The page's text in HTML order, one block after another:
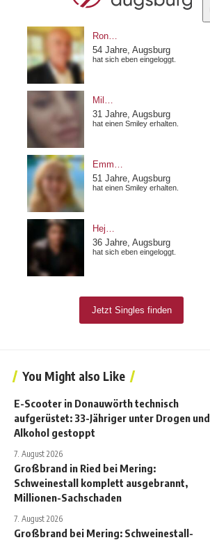
You Might also Like
E-Scooter in Donauwörth technisch
aufgerüstet: 33-Jähriger unter Drogen und
Alkohol gestoppt
7. August 2026
Großbrand in Ried bei Mering:
Schweinestall komplett ausgebrannt,
Millionen-Sachschaden
7. August 2026
Großbrand bei Mering: Schweinestall-